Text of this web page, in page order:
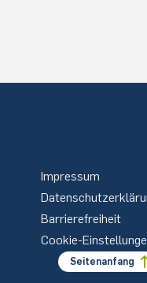
Impressum
Barrierefreiheit
Cookie-
Seitenanfang